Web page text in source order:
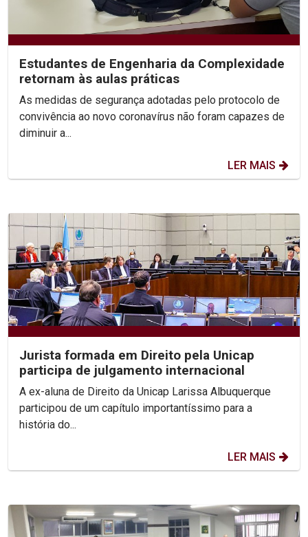
Estudantes de Engenharia da Complexidade
retornam às aulas práticas
As medidas de segurança adotadas pelo protocolo de
convivência ao novo coronavírus não foram capazes de
diminuir a...
LER MAIS
Jurista formada em Direito pela Unicap
participa de julgamento internacional
A ex-aluna de Direito da Unicap Larissa Albuquerque
participou de um capítulo importantíssimo para a
história do...
LER MAIS